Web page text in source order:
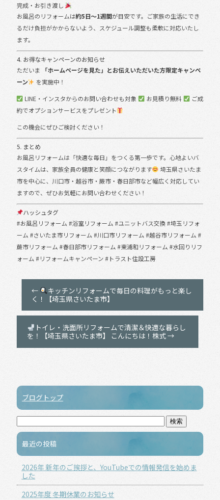
完成・お引き渡し
お風呂のリフォームは約5日〜1週間が目安です。ご家族の生活にでき
るだけ負担がかからないよう、スケジュール調整も柔軟に対応いたし
ます。
4. お得なキャンペーンのお知らせ
ただいま
「ホームページを見た」とお伝えいただいた方限定キャンペ
ーン
を実施中！
LINE・インスタからのお問い合わせも対象
お見積り無料
ご成
約でオプションサービスをプレゼント
この機会にぜひご検討ください！
5. まとめ
お風呂リフォームは「快適な毎日」をつくる第一歩です。心地よいバ
スタイムは、家族全員の健康と笑顔につながります
埼玉県さいたま
市を中心に、川口市・越谷市・蕨市・春日部市など幅広く対応してい
ますので、ぜひお気軽にお問い合わせください！
ハッシュタグ
#お風呂リフォーム #浴室リフォーム #ユニットバス交換 #埼玉リフォ
ーム #さいたま市リフォーム #川口市リフォーム #越谷市リフォーム #
蕨市リフォーム #春日部市リフォーム #東浦和リフォーム #水回りリフ
ォーム #リフォームキャンペーン #トラスト住設工房
←
キッチンリフォームで毎日の料理がもっと楽し
く！【埼玉県さいたま市】
トイレ・洗面所リフォームで清潔＆快適な暮らし
を！【埼玉県さいたま市】 こんにちは！株式→
ブログトップ
最近の投稿
2026年 新年のご挨拶と、YouTubeでの情報発信を始めま
した
2025年度 冬期休業のお知らせ